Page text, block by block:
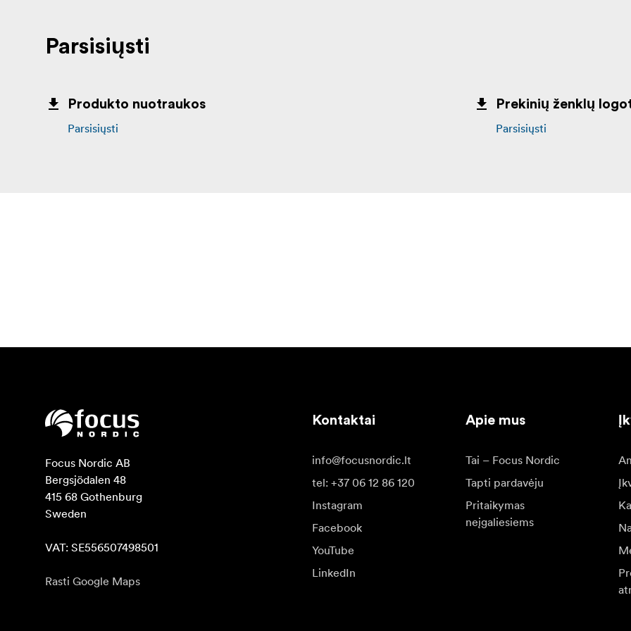
Parsisiųsti
Produkto nuotraukos
Parsisiųsti
Prekinių ženklų
Parsisiųsti
Focus Nordic AB
Bergsjödalen 48
415 68 Gothenburg
Sweden
VAT: SE556507498501
Rasti Google Maps
Kontaktai
info@focusnordic.lt
tel: +37 06 12 86 120
Instagram
Facebook
YouTube
LinkedIn
Apie mus
Tai – Focus Nordic
Tapti pardavėju
Pritaikymas
neįgaliesiems